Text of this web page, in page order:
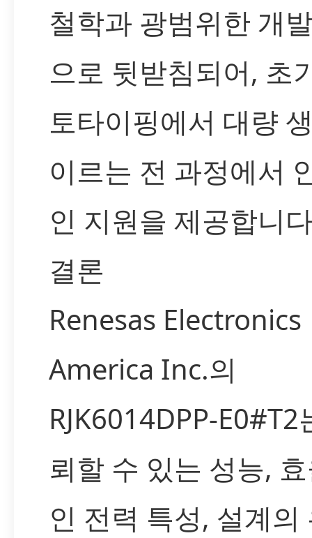
철학과 광범위한 개
으로 뒷받침되어, 초
토타이핑에서 대량
이르는 전 과정에서
인 지원을 제공합니
결론
Renesas Electronics
America Inc.의
RJK6014DPP-E0#T2
뢰할 수 있는 성능,
인 전력 특성, 설계의